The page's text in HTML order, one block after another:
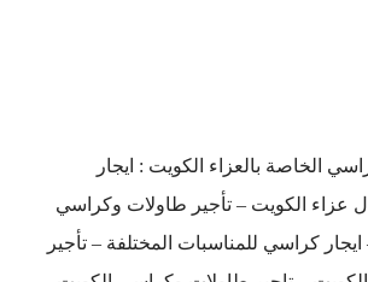
الخاصة بالعزاء الكويت : ايجار
عزاء الكويت – تأجير طاولات وكراسي
كراسي للمناسبات المختلفة – تأجير